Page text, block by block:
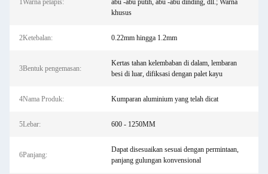
1Warna pelapis:
abu -abu putih, abu -abu dinding, dll.; Warna
khusus
2Ketebalan: 0.22mm hingga 1.2mm
3Bentuk pengemasan:
Kertas tahan kelembaban di dalam, lembaran
besi di luar, difiksasi dengan palet kayu
4Nama Produk: Kumparan aluminium yang telah dicat
5Lebar: 600 - 1250MM
6Panjang:
Dapat disesuaikan sesuai dengan permintaan,
panjang gulungan konvensional